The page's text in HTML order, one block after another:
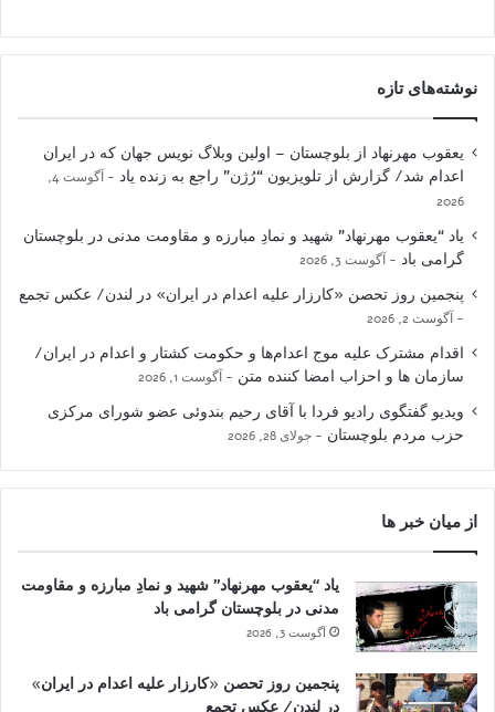
نوشته‌های تازه
یعقوب مهرنهاد از بلوچستان – اولین وبلاگ نویس جهان که در ایران
اعدام شد/ گزارش از تلویزیون “رُژن” راجع به زنده یاد
آگوست 4,
2026
یاد “یعقوب مهرنهاد” شهید و نمادِ مبارزه و مقاومت مدنی در بلوچستان
گرامی باد
آگوست 3, 2026
پنجمین روز تحصن «کارزار علیه اعدام در ایران» در لندن/ عکس تجمع
آگوست 2, 2026
اقدام مشترک علیه موج اعدام‌ها و حکومت کشتار و اعدام در ایران/
سازمان ها و احزاب امضا کننده متن
آگوست 1, 2026
ویدیو گفتگوی رادیو فردا با آقای رحیم بندوئی عضو شورای مرکزی
حزب مردم بلوچستان
جولای 28, 2026
از میان خبر ها
یاد “یعقوب مهرنهاد” شهید و نمادِ مبارزه و مقاومت
مدنی در بلوچستان گرامی باد
آگوست 3, 2026
پنجمین روز تحصن «کارزار علیه اعدام در ایران»
در لندن/ عکس تجمع